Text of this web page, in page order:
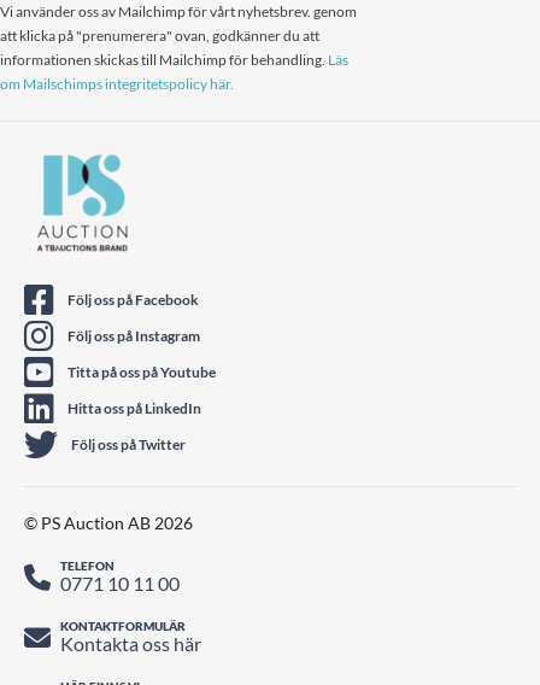
Vi använder oss av Mailchimp för vårt nyhetsbrev. genom
att klicka på "prenumerera" ovan, godkänner du att
informationen skickas till Mailchimp för behandling. Läs
om Mailschimps integritetspolicy här.
Följ oss på Facebook
Följ oss på Instagram
Titta på oss på Youtube
Hitta oss på LinkedIn
Följ oss på Twitter
© PS Auction AB 2026
TELEFON
0771 10 11 00
KONTAKTFORMULÄR
Kontakta oss här